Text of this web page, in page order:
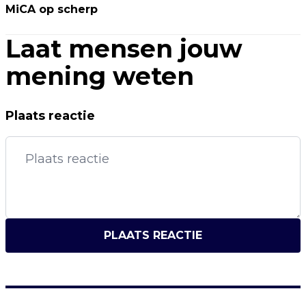
MiCA op scherp
Laat mensen jouw
mening weten
Plaats reactie
PLAATS REACTIE